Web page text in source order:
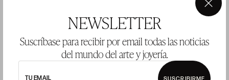
NEWSLETTER
Suscríbase para recibir por email todas las noticias
del mundo del arte y joyería.
TU EMAIL SUSCRIBIRME
×